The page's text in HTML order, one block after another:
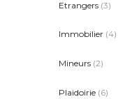
Etrangers (3)
Immobilier (4)
Mineurs (2)
Plaidoirie (6)